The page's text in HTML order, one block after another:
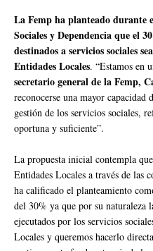
La Femp ha planteado durante
Sociales y Dependencia que el
destinados a servicios sociales
Entidades Locales. “Estamos en
secretario general de la Femp,
reconocerse una mayor capacidad
gestión de los servicios sociales,
oportuna y suficiente”.
La propuesta inicial contempla
Entidades Locales a través de las
ha calificado el planteamiento
del 30% ya que por su naturaleza
ejecutados por los servicios
Locales y queremos hacerlo